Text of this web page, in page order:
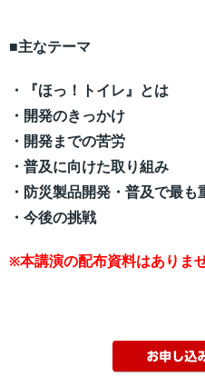
■主なテーマ
・『ほっ！トイレ』とは
・開発のきっかけ
・開発までの苦労
・普及に向けた取り組み
・防災製品開発・普及で最も
・今後の挑戦
※本講演の配布資料はありませ